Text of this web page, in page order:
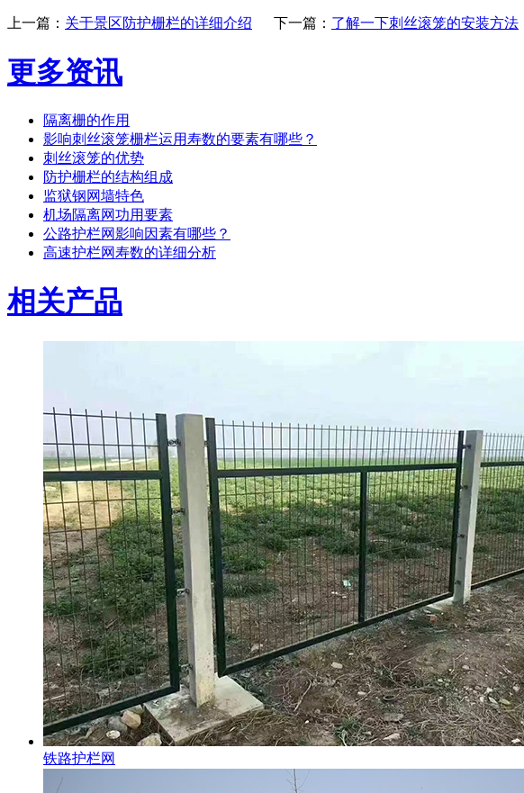
上一篇： 关于景区防护栅栏的详细介绍 下一篇： 了解一下刺丝滚笼的安装方法
更多资讯
隔离栅的作用
影响刺丝滚笼栅栏运用寿数的要素有哪些？
刺丝滚笼的优势
防护栅栏的结构组成
监狱钢网墙特色
机场隔离网功用要素
公路护栏网影响因素有哪些？
高速护栏网寿数的详细分析
相关产品
铁路护栏网